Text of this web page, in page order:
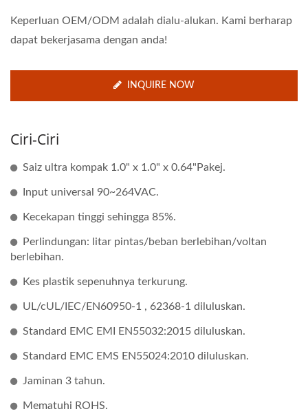
Keperluan OEM/ODM adalah dialu-alukan. Kami berharap
dapat bekerjasama dengan anda!
INQUIRE NOW
Ciri-Ciri
Saiz ultra kompak 1.0" x 1.0" x 0.64"Pakej.
Input universal 90~264VAC.
Kecekapan tinggi sehingga 85%.
Perlindungan: litar pintas/beban berlebihan/voltan
berlebihan.
Kes plastik sepenuhnya terkurung.
UL/cUL/IEC/EN60950-1 , 62368-1 diluluskan.
Standard EMC EMI EN55032:2015 diluluskan.
Standard EMC EMS EN55024:2010 diluluskan.
Jaminan 3 tahun.
Mematuhi ROHS.